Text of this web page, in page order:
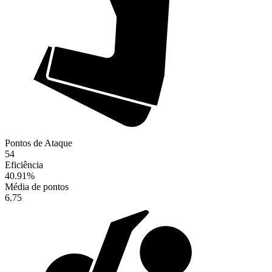
Pontos de Ataque
54
Eficiência
40.91%
Média de pontos
6.75